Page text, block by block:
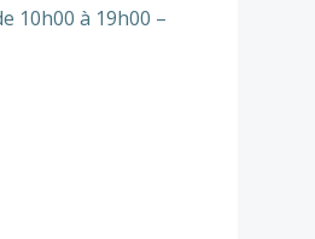
10h00 à 19h00 –